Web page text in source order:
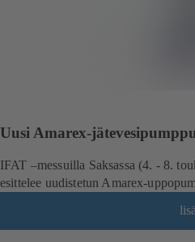
Uusi Amarex-
IFAT –messuilla Saksassa (4. - 8.
esittelee uudistetun Amarex-